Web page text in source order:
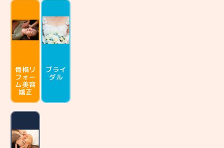
骨格リ
フォー
ム美容
矯正
ブライ
ダル